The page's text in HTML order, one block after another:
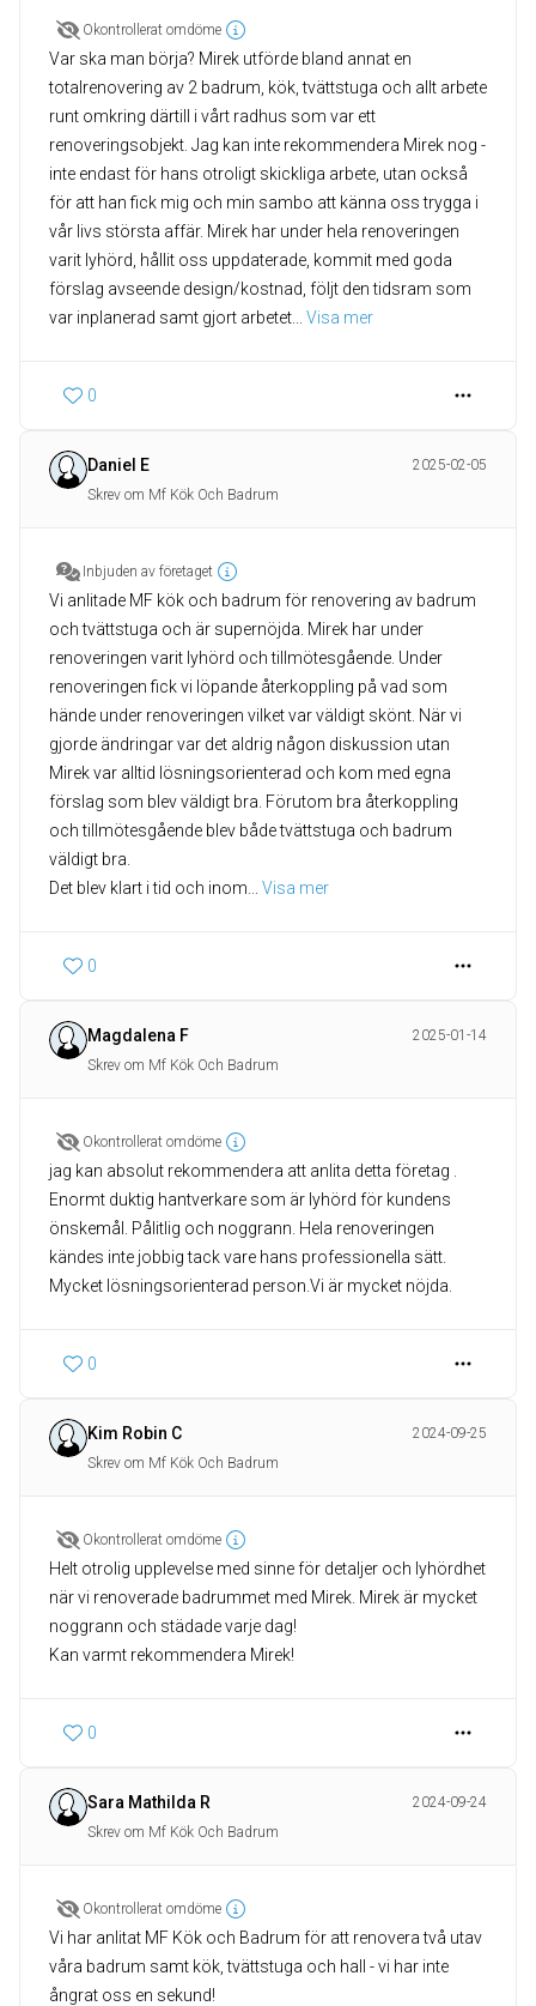
Okontrollerat omdöme
Var ska man börja? Mirek utförde bland annat en
totalrenovering av 2 badrum, kök, tvättstuga och allt arbete
runt omkring därtill i vårt radhus som var ett
renoveringsobjekt. Jag kan inte rekommendera Mirek nog -
inte endast för hans otroligt skickliga arbete, utan också
för att han fick mig och min sambo att känna oss trygga i
vår livs största affär. Mirek har under hela renoveringen
varit lyhörd, hållit oss uppdaterade, kommit med goda
förslag avseende design/kostnad, följt den tidsram som
var inplanerad samt gjort arbetet
Visa mer
0
Daniel E
2025-02-05
Skrev om Mf Kök Och Badrum
Inbjuden av företaget
Vi anlitade MF kök och badrum för renovering av badrum
och tvättstuga och är supernöjda. Mirek har under
renoveringen varit lyhörd och tillmötesgående. Under
renoveringen fick vi löpande återkoppling på vad som
hände under renoveringen vilket var väldigt skönt. När vi
gjorde ändringar var det aldrig någon diskussion utan
Mirek var alltid lösningsorienterad och kom med egna
förslag som blev väldigt bra. Förutom bra återkoppling
och tillmötesgående blev både tvättstuga och badrum
väldigt bra.
Det blev klart i tid och inom
Visa mer
0
Magdalena F
2025-01-14
Skrev om Mf Kök Och Badrum
Okontrollerat omdöme
jag kan absolut rekommendera att anlita detta företag .
Enormt duktig hantverkare som är lyhörd för kundens
önskemål. Pålitlig och noggrann. Hela renoveringen
kändes inte jobbig tack vare hans professionella sätt.
Mycket lösningsorienterad person.Vi är mycket nöjda.
0
Kim Robin C
2024-09-25
Skrev om Mf Kök Och Badrum
Okontrollerat omdöme
Helt otrolig upplevelse med sinne för detaljer och lyhördhet
när vi renoverade badrummet med Mirek. Mirek är mycket
noggrann och städade varje dag!
Kan varmt rekommendera Mirek!
0
Sara Mathilda R
2024-09-24
Skrev om Mf Kök Och Badrum
Okontrollerat omdöme
Vi har anlitat MF Kök och Badrum för att renovera två utav
våra badrum samt kök, tvättstuga och hall - vi har inte
ångrat oss en sekund!